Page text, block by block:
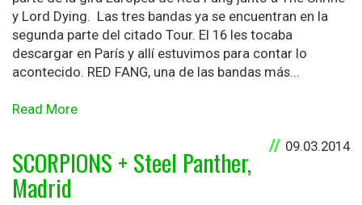
y Lord Dying. Las tres bandas ya se encuentran en la
segunda parte del citado Tour. El 16 les tocaba
descargar en París y allí estuvimos para contar lo
acontecido. RED FANG, una de las bandas más...
Read More
09.03.2014
SCORPIONS + Steel Panther,
Madrid